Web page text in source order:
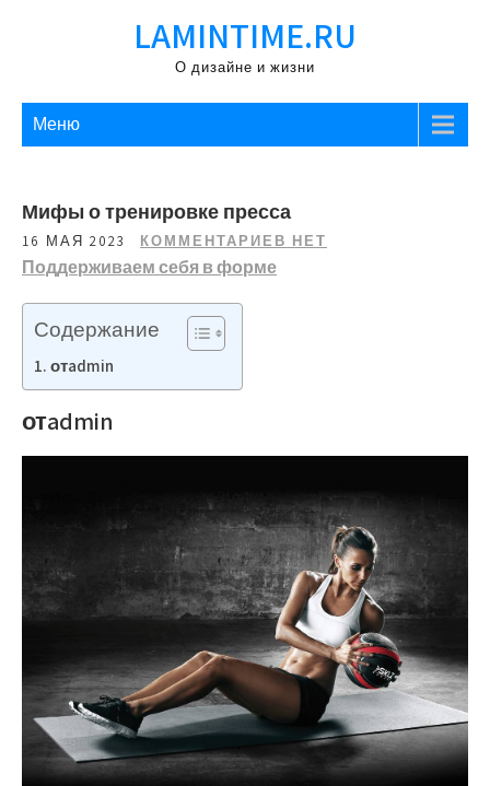
LAMINTIME.RU
О дизайне и жизни
Меню
Мифы о тренировке пресса
16 МАЯ 2023 КОММЕНТАРИЕВ НЕТ
Поддерживаем себя в форме
Содержание
отadmin
отadmin